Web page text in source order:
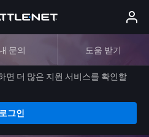
문의 도움 받기
면 더 많은 지원 서비스를 확인할
로그인